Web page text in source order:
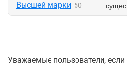
Высшей марки 50
Уважаемые пользователи,